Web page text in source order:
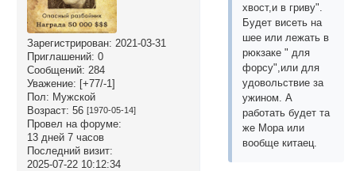
Зарегистрирован: 2021-03-31
Приглашений: 0
Сообщений: 284
Уважение: [+77/-1]
Пол: Мужской
Возраст: 56 [1970-05-14]
Провел на форуме:
13 дней 7 часов
Последний визит:
2025-07-22 10:12:34
хвост,и в гриву".
Будет висеть на
шее или лежать в
рюкзаке " для
форсу",или для
удовольствие за
ужином. А
работать будет та
же Мора или
вообще китаец.